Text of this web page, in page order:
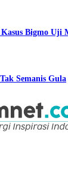
Bigmo Uji
Semanis Gula